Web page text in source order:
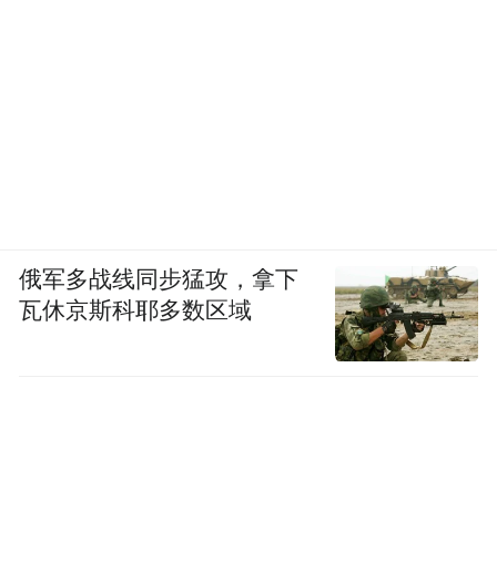
俄军多战线同步猛攻，拿下
瓦休京斯科耶多数区域